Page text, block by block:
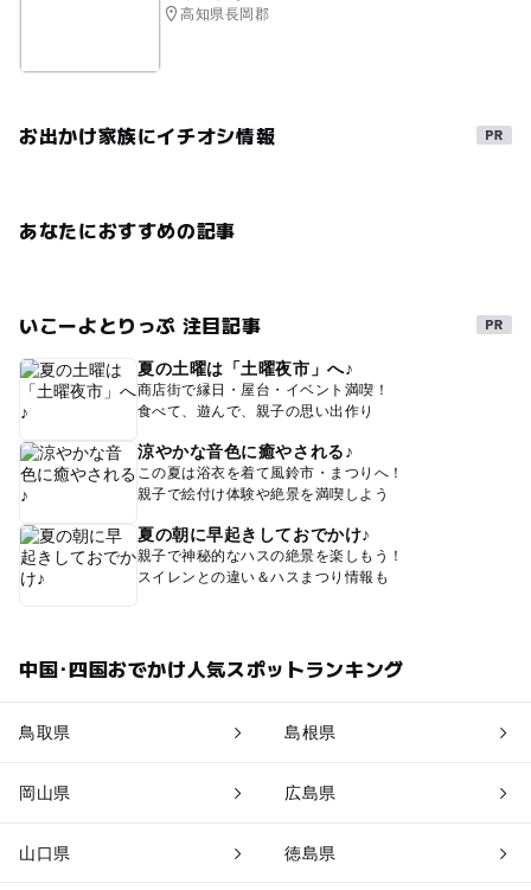
高知県長岡郡
お出かけ家族にイチオシ情報
あなたにおすすめの記事
いこーよとりっぷ 注目記事
夏の土曜は「土曜夜市」へ♪
商店街で縁日・屋台・イベント満喫！
食べて、遊んで、親子の思い出作り
涼やかな音色に癒やされる♪
この夏は浴衣を着て風鈴市・まつりへ！
親子で絵付け体験や絶景を満喫しよう
夏の朝に早起きしておでかけ♪
親子で神秘的なハスの絶景を楽しもう！
スイレンとの違い＆ハスまつり情報も
中国･四国おでかけ人気スポットランキング
鳥取県 島根県
岡山県 広島県
山口県 徳島県